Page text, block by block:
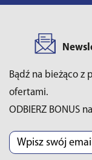
Bądź na bieżąco
ofertami.
ODBIERZ BONUS